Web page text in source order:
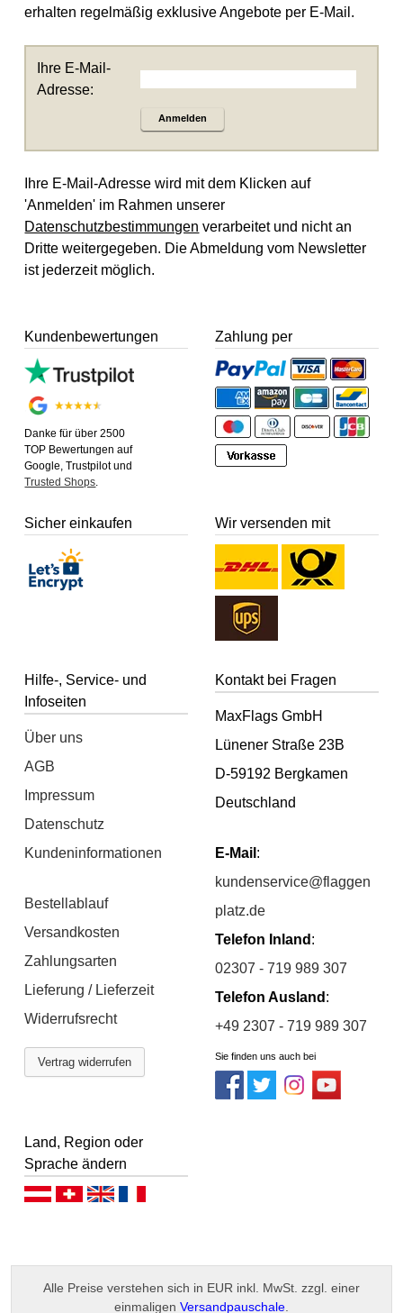
erhalten regelmäßig exklusive Angebote per E-Mail.
Ihre E-Mail-
Adresse:
Anmelden
Ihre E-Mail-Adresse wird mit dem Klicken auf
'Anmelden' im Rahmen unserer
Datenschutzbestimmungen verarbeitet und nicht an
Dritte weitergegeben. Die Abmeldung vom Newsletter
ist jederzeit möglich.
Kundenbewertungen
Danke für über 2500
TOP Bewertungen auf
Google, Trustpilot und
Trusted Shops.
Zahlung per
Sicher einkaufen Wir versenden mit
Hilfe-, Service- und
Infoseiten
Über uns
AGB
Impressum
Datenschutz
Kundeninformationen
Bestellablauf
Versandkosten
Zahlungsarten
Lieferung / Lieferzeit
Widerrufsrecht
Vertrag widerrufen
Kontakt bei Fragen
MaxFlags GmbH
Lünener Straße 23B
D-59192 Bergkamen
Deutschland
E-Mail :
kundenservice@flaggen
platz.de
Telefon Inland :
02307 - 719 989 307
Telefon Ausland :
+49 2307 - 719 989 307
Sie finden uns auch bei
Land, Region oder
Sprache ändern
Deutsch (AT)Deutsch (CH)
Alle Preise verstehen sich in EUR inkl. MwSt. zzgl. einer
einmaligen Versandpauschale.